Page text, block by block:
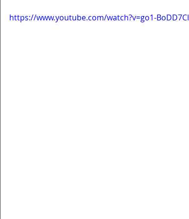
https://www.youtube.com/watch?v=go1-BoDD7CI